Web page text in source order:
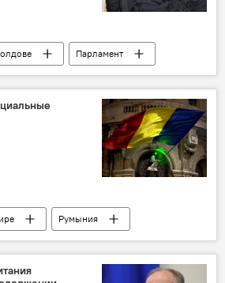
Парламент
Румыния